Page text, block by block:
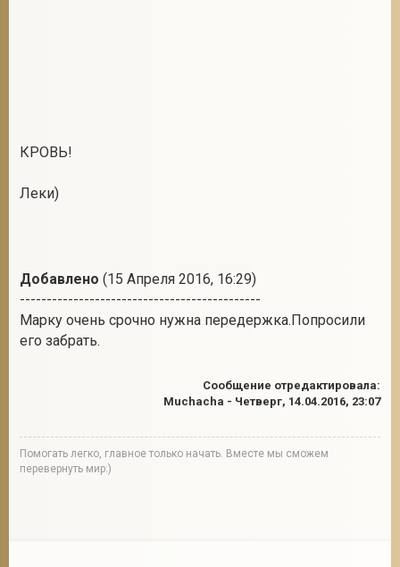
КРОВЬ!
Леки)
Добавлено (15 Апреля 2016, 16:29)
---------------------------------------------
Марку очень срочно нужна передержка.Попросили
его забрать.
Сообщение отредактировала:
Muchacha - Четверг, 14.04.2016, 23:07
Помогать легко, главное только начать. Вместе мы сможем
перевернуть мир:)